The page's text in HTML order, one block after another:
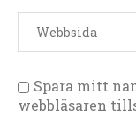
Spara mitt
webbläsaren